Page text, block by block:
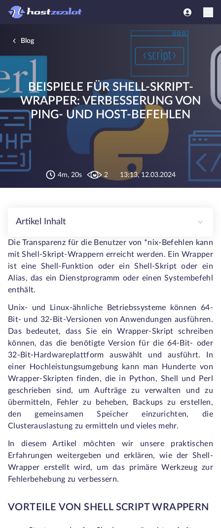
Blog
BEISPIELE FÜR SHELL-SKRIPT-
WRAPPER: VERBESSERUNG VON
PING- UND HOST-BEFEHLEN
4m, 20s 2 13:13, 12.03.2024
Artikel Inhalt
Die Transparenz für die Benutzer von *nix-Befehlen kann
mit Shell-Skript-Wrappern erreicht werden. Ein Wrapper
ist eine Shell-Funktion oder ein Shell-Skript oder ein
Alias, das ein Dienstprogramm oder einen Systembefehl
enthält.
Unix- und Linux-ähnliche Betriebssysteme können 64-
Bit- und 32-Bit-Versionen von Anwendungen ausführen.
Das bedeutet, dass Sie ein Wrapper-Skript schreiben
können, das die benötigte Version für die 64-Bit- oder
32-Bit-Hardwareplattform auswählt und ausführt. In
einer Hochleistungsumgebung kann man Hunderte von
Wrapper-Skripten finden, die in Python, Shell und Perl
geschrieben sind, um Aufträge zu verwalten und zu
übermitteln, Fehler zu beheben, Backups zu erstellen,
den gemeinsamen Speicher einzurichten, die
Clusterauslastung zu ermitteln und vieles mehr.
In diesem Artikel möchten wir unsere praktischen
Erfahrungen weitergeben und erklären, wie der Shell-
Wrapper erstellt wird, um das primäre Werkzeug zur
Fehlerbehebung zu verbessern.
VORTEILE VON SHELL SCRIPT WRAPPERN